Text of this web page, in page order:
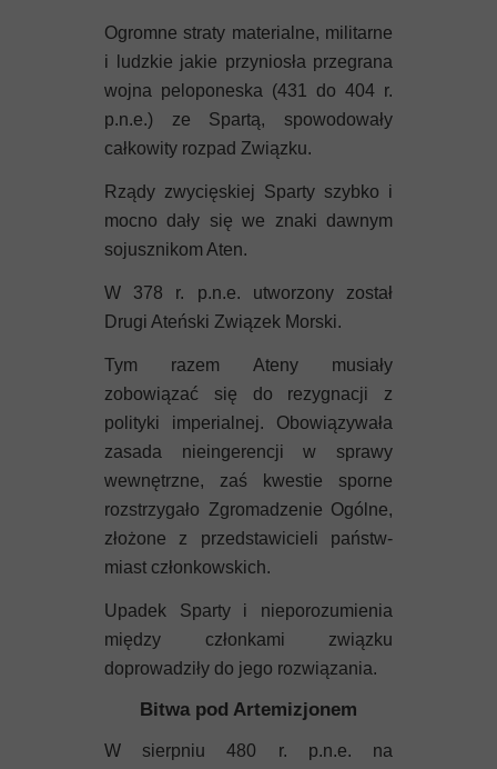
Ogromne straty materialne, militarne
i ludzkie jakie przyniosła przegrana
wojna peloponeska (431 do 404 r.
p.n.e.) ze Spartą, spowodowały
całkowity rozpad Związku.
Rządy zwycięskiej Sparty szybko i
mocno dały się we znaki dawnym
sojusznikom Aten.
W 378 r. p.n.e. utworzony został
Drugi Ateński Związek Morski.
Tym razem Ateny musiały
zobowiązać się do rezygnacji z
polityki imperialnej. Obowiązywała
zasada nieingerencji w sprawy
wewnętrzne, zaś kwestie sporne
rozstrzygało Zgromadzenie Ogólne,
złożone z przedstawicieli państw-
miast członkowskich.
Upadek Sparty i nieporozumienia
między członkami związku
doprowadziły do jego rozwiązania.
Bitwa pod Artemizjonem
W sierpniu 480 r. p.n.e. na